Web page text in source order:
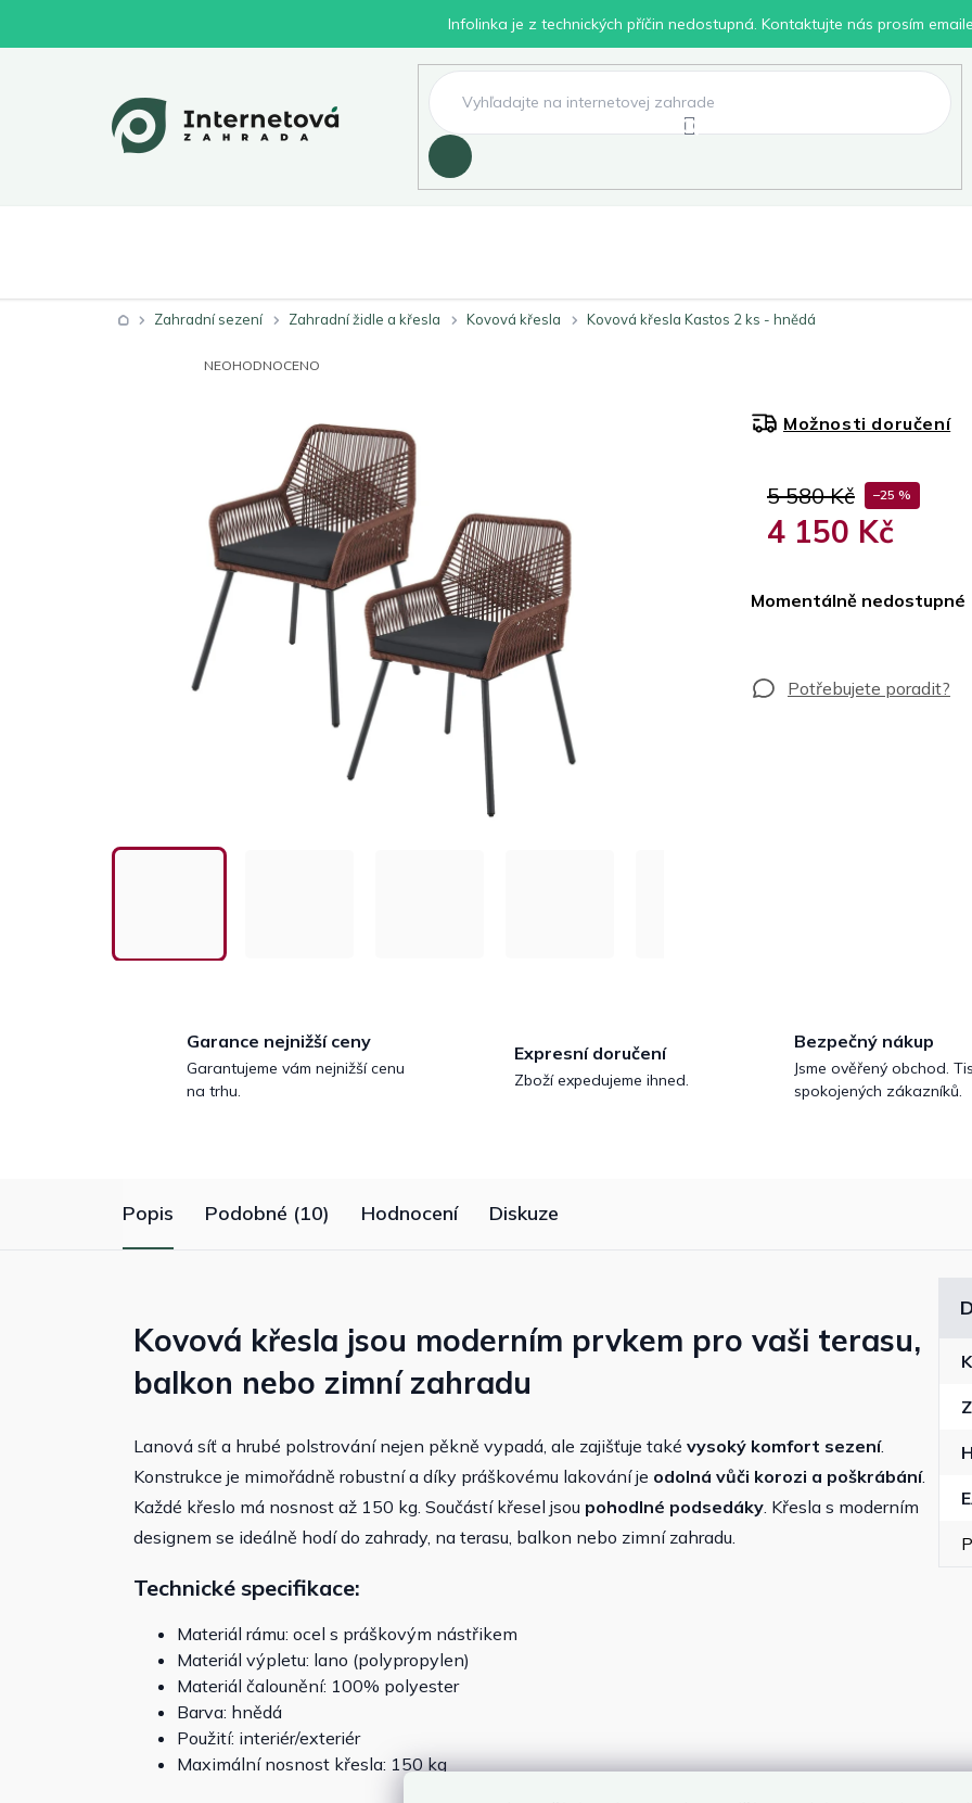
Infolinka je z technických příčin nedostupná. Kontaktujte nás prosím
Hledat
DomůZahradní sezení Zahradní židle a křesla Kovová křesla Kovová křesla Kastos 2 ks - hnědá
PRŮMĚRNÉNEOHODNOCENO
5 580 Kč –25 %
4 150 Kč
Momentálně nedostupné
Možnosti doručení
Garance nejnižší ceny
Garantujeme vám nejnižší cenu
na trhu.
Expresní doručení
Zboží expedujeme ihned.
Bezpečný nákup
Jsme ověřený obchod.
spokojených zákazníků.
Popis Podobné (10) Hodnocení Diskuze
Kovová křesla jsou moderním prvkem pro vaši terasu,
balkon nebo zimní zahradu
Lanová síť a hrubé polstrování nejen pěkně vypadá, ale zajišťuje také vysoký komfort sezení.
Konstrukce je mimořádně robustní a díky práškovému lakování je odolná vůči korozi a poškrábání.
Každé křeslo má nosnost až 150 kg. Součástí křesel jsou pohodlné podsedáky. Křesla s moderním
designem se ideálně hodí do zahrady, na terasu, balkon nebo zimní zahradu.
Technické specifikace:
Materiál rámu: ocel s práškovým nástřikem
Materiál výpletu: lano (polypropylen)
Materiál čalounění: 100% polyester
Barva: hnědá
Použití: interiér/exteriér
Maximální nosnost křesla: 150 kg